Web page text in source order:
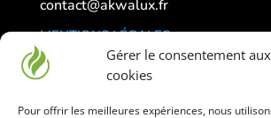
Gérer le consentement aux
cookies
Pour offrir les meilleures expériences, nous
contact@akwalux.fr
MENTIONS LÉGALES
CONFIDENTIALITÉ
GESTION DES COOKIES